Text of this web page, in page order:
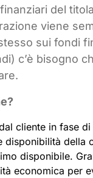
del
viene
sui fondi
c’è bisogno
cliente in fase
disponibilità della
disponibile.
economica per